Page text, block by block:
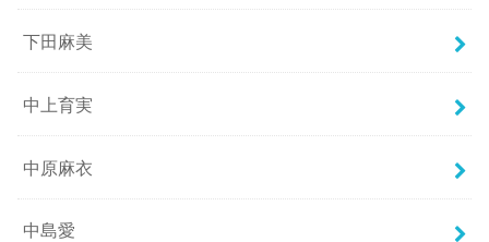
下田麻美
中上育実
中原麻衣
中島愛